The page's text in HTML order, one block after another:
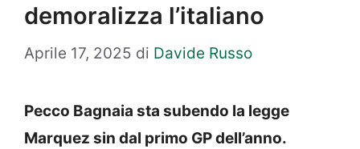
demoralizza l’italiano
Aprile 17, 2025 di Davide Russo
Pecco Bagnaia sta subendo la legge
Marquez sin dal primo GP dell’anno.